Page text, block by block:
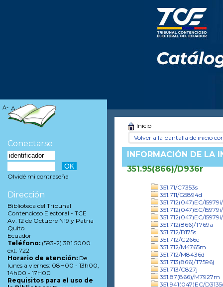
Inicio
Volver a la pantalla de inicio
INFORMACIÓN DE LA
351.95(866)/D936r
351.71/C7353s
351.711/G5894d
351.712(047)EC/
351.712(047)EC/
351.712(047)EC/
351.712(866)/T769a
351.712/B175s
351.712/G266c
351.712/M4765m
351.712/M8436d
351.713(866)/T7596j
351.713/C827j
351.87(866)/M7927m
351.941(047)EC/
A- A A+
Conectarse
Olvidé mi contraseña
Dirección
Biblioteca del Tribunal
Contencioso Electoral - TCE
Av. 12 de Octubre N19 y Patria
Quito
Ecuador
Teléfono: (593-2) 381 5000
ext. 722
Horario de atención: De
lunes a viernes: 08H00 - 13h00,
14h00 - 17H00
Requisitos para el uso de